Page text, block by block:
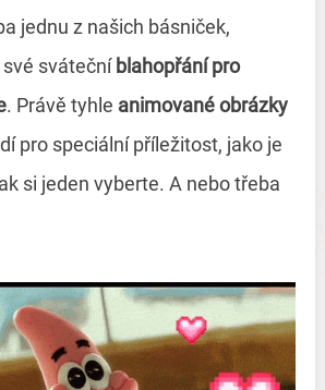
jednu z našich básniček,
svátečníblahopřání pro
. Právě tyhle animované obrázky
pro speciální příležitost, jako je
si jeden vyberte. A nebo třeba